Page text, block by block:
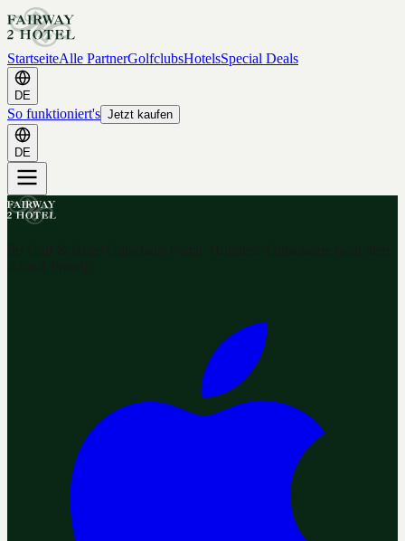
StartseiteAlle PartnerGolfclubsHotelsSpecial Deals
DE
So funktioniert's Jetzt kaufen
DE